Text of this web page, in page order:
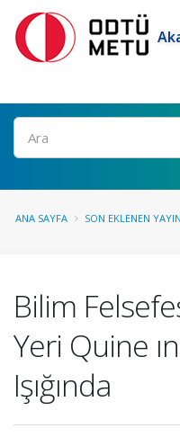
Ara
ANA SAYFA SON EKLENEN
Bilim
Yeri Quine
Işığında